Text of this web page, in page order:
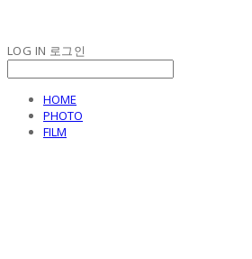
LOG IN 로그인
HOME
PHOTO
FILM